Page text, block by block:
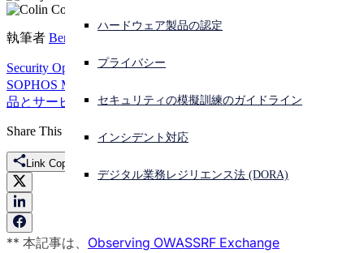
サイバー攻撃を受けている場合、連絡先はこちら
サインイン
Open search
Open language switcher
ハードウェア製品の認定
プライバシー
セキュリティの模擬訓練のガイドライン
インシデント対応
デジタル業務レジリエンス法 (DORA)
執筆者 Benjamin Sollman
Security OperationsSE Labs、SOPHOS INTERCEPT X、
SOPHOS MDR、SOPHOS XDR、脅威
品とサービス
Share This
Link Copied
** 本記事は、 Observing OWASSRF Exchange